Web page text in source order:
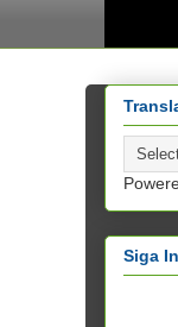
Siga